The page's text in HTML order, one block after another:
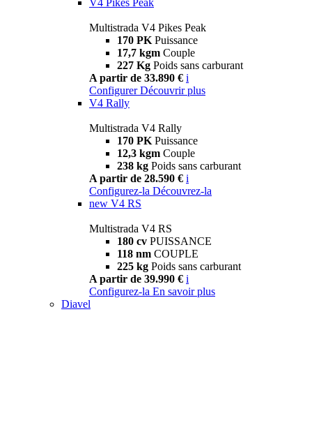
Multistrada V4 Pikes Peak
170 PK Puissance
17,7 kgm Couple
227 Kg Poids sans carburant
A partir de 33.890 € i
Configurer Découvrir plus
V4 Rally
Multistrada V4 Rally
170 PK Puissance
12,3 kgm Couple
238 kg Poids sans carburant
A partir de 28.590 € i
Configurez-la Découvrez-la
new V4 RS
Multistrada V4 RS
180 cv PUISSANCE
118 nm COUPLE
225 kg Poids sans carburant
A partir de 39.990 € i
Configurez-la En savoir plus
Diavel